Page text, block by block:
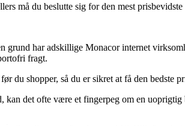
må du beslutte sig for den mest
har adskillige Monacor internet
fragt.
du shopper, så du er sikret at få den bedste
det ofte være et fingerpeg om en